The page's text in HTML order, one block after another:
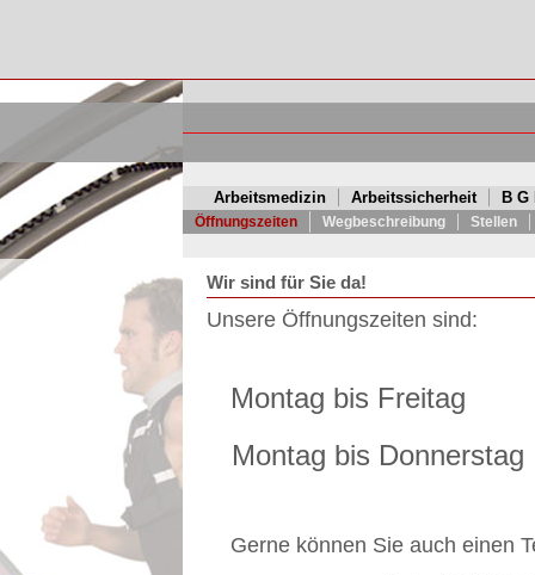
fahren! Arbeitsmedizin Arbeitssicherheit B G
Öffnungszeiten Wegbeschreibung Stellen
Wir sind für Sie da!
Unsere Öffnungszeiten sind:
Montag bis
Montag bis
Gerne können Sie auch einen